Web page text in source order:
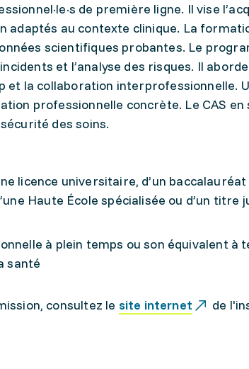
de première ligne. Il vise
adaptés au contexte clinique. La
scientifiques probantes. Le
et l’analyse des risques. Il
et la collaboration interprofessionnelle.
professionnelle concrète. Le CAS en
des soins.
licence universitaire, d’un baccalauréat
Haute École spécialisée ou d’un titre
à plein temps ou son équivalent à
santé
consultez le site internet de